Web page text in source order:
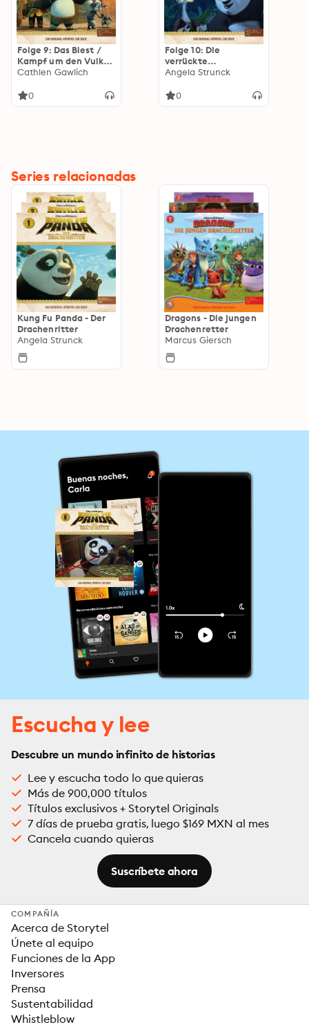
Folge 9: Das Biest /
Kampf um den Vulkan
(Das Original-Hörspiel
Cathlen Gawlich
0
Folge 10: Die
verrückte
Wissenschafterin /
Teil 1+2 (Das Original-
Angela Strunck
0
Series relacionadas
Kung Fu Panda - Der
Drachenritter
Angela Strunck
Dragons - Die jungen
Drachenretter
Marcus Giersch
Escucha y lee
Descubre un mundo infinito de historias
Lee y escucha todo lo que quieras
Más de 900,000 títulos
Títulos exclusivos + Storytel Originals
7 días de prueba gratis, luego $169 MXN al mes
Cancela cuando quieras
Suscríbete ahora
COMPAÑÍA
Acerca de Storytel
Únete al equipo
Funciones de la App
Inversores
Prensa
Sustentabilidad
Whistleblow